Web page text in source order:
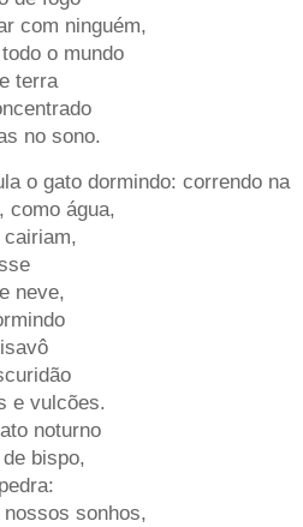
com ninguém,
o mundo
terra
no sono.
o gato dormindo: correndo na
como água,
neve,
e vulcões.
noturno
bispo,
sonhos,